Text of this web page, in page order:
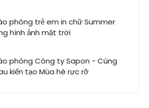
phông trẻ em in chữ Summer
hình ảnh mặt trời
phông Công ty Sapon - Cùng
kiến tạo Mùa hè rực rỡ